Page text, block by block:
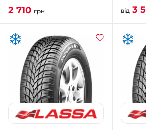
+38
-
2 710 грн
від 3